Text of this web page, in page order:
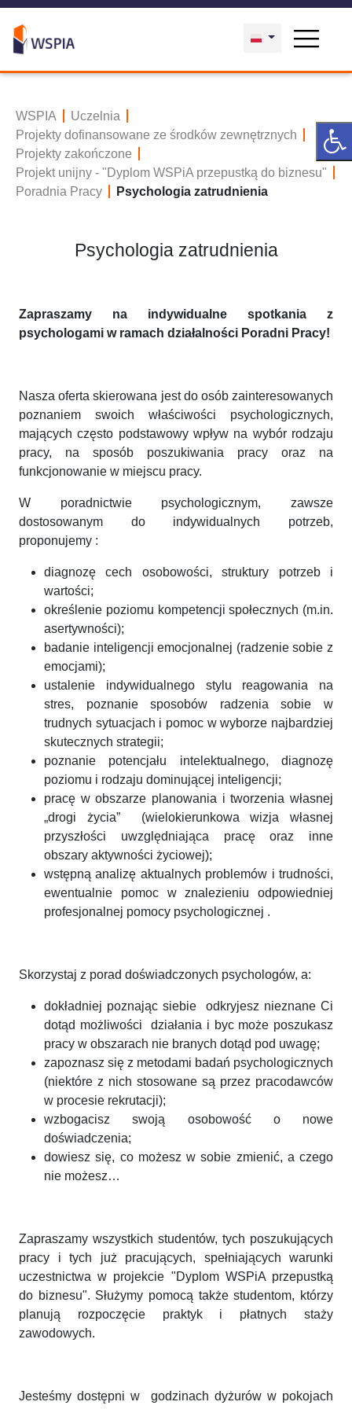
WSPIA
Uczelnia
Projekty dofinansowane ze środków zewnętrznych
Projekty zakończone
Projekt unijny - "Dyplom WSPiA przepustką do biznesu"
Poradnia Pracy
Psychologia zatrudnienia
Psychologia zatrudnienia
Zapraszamy na indywidualne spotkania z
psychologami w ramach działalności Poradni Pracy!
Nasza oferta skierowana jest do osób zainteresowanych
poznaniem swoich właściwości psychologicznych,
mających często podstawowy wpływ na wybór rodzaju
pracy, na sposób poszukiwania pracy oraz na
funkcjonowanie w miejscu pracy.
W poradnictwie psychologicznym, zawsze
dostosowanym do indywidualnych potrzeb,
proponujemy :
diagnozę cech osobowości, struktury potrzeb i
wartości;
określenie poziomu kompetencji społecznych (m.in.
asertywności);
badanie inteligencji emocjonalnej (radzenie sobie z
emocjami);
ustalenie indywidualnego stylu reagowania na
stres, poznanie sposobów radzenia sobie w
trudnych sytuacjach i pomoc w wyborze najbardziej
skutecznych strategii;
poznanie potencjału intelektualnego, diagnozę
poziomu i rodzaju dominującej inteligencji;
pracę w obszarze planowania i tworzenia własnej
„drogi życia” (wielokierunkowa wizja własnej
przyszłości uwzględniająca pracę oraz inne
obszary aktywności życiowej);
wstępną analizę aktualnych problemów i trudności,
ewentualnie pomoc w znalezieniu odpowiedniej
profesjonalnej pomocy psychologicznej .
Skorzystaj z porad doświadczonych psychologów, a:
dokładniej poznając siebie odkryjesz nieznane Ci
dotąd możliwości działania i byc może poszukasz
pracy w obszarach nie branych dotąd pod uwagę;
zapoznasz się z metodami badań psychologicznych
(niektóre z nich stosowane są przez pracodawców
w procesie rekrutacji);
wzbogacisz swoją osobowość o nowe
doświadczenia;
dowiesz się, co możesz w sobie zmienić, a czego
nie możesz…
Zapraszamy wszystkich studentów, tych poszukujących
pracy i tych już pracujących, spełniających warunki
uczestnictwa w projekcie "Dyplom WSPiA przepustką
do biznesu". Służymy pomocą także studentom, którzy
planują rozpoczęcie praktyk i płatnych staży
zawodowych.
Jesteśmy dostępni w godzinach dyżurów w pokojach